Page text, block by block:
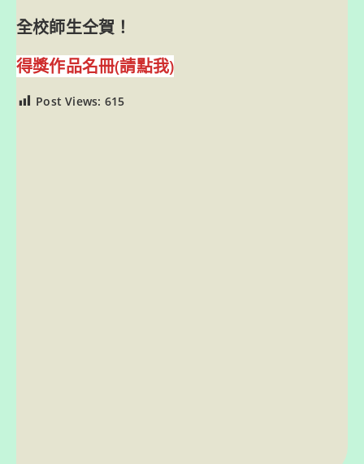
全校師生仝賀！
得獎作品名冊(請點我)
Post Views: 615